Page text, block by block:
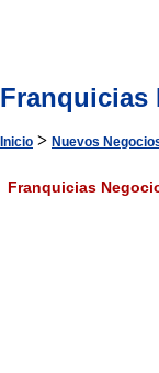
Franquicias
Inicio > Nuevos
Franquicias